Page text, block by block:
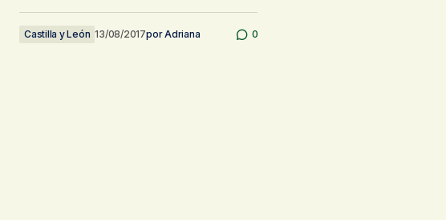
Castilla y León 13/08/2017porAdriana 0